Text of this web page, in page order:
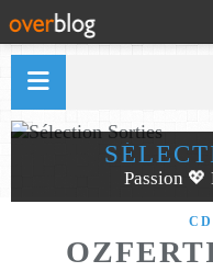
Passion
CD